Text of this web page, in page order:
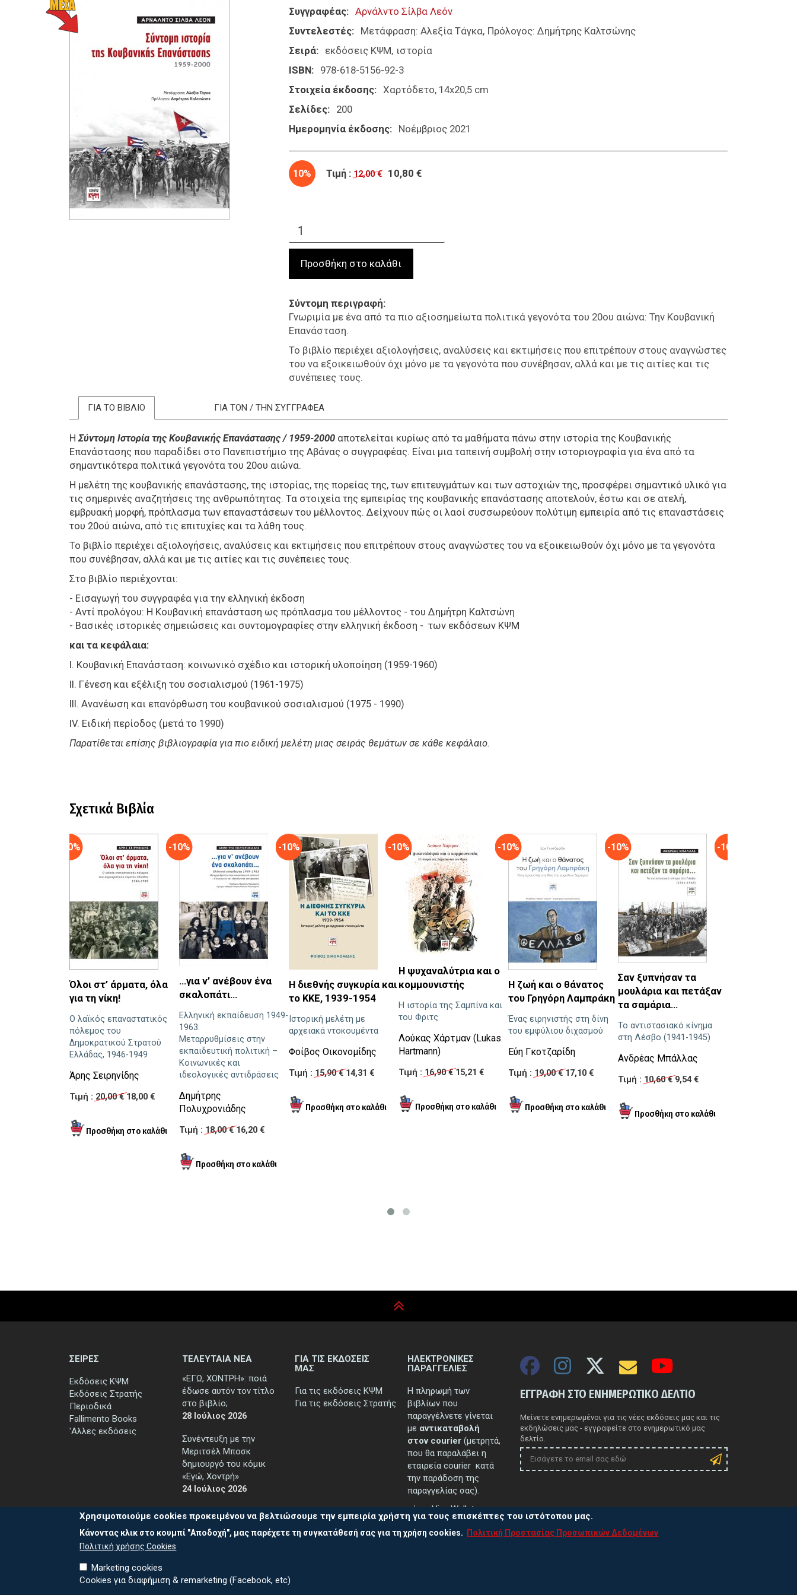
Συγγραφέας
Αρνάλντο Σίλβα Λεόν
Συντελεστές
Μετάφραση: Αλεξία Τάγκα Πρόλογος: Δημήτρης Καλτσώνης
Σειρά
εκδόσεις ΚΨΜ ιστορία
ISBN
978-618-5156-92-3
Στοιχεία έκδοσης
Χαρτόδετο, 14x20,5 cm
Σελίδες
200
Ημερομηνία έκδοσης
Νοέμβριος 2021
10% Τιμή : 12,00 € 10,80 €
Σύντομη περιγραφή
Γνωριμία με ένα από τα πιο αξιοσημείωτα πολιτικά γεγονότα του 20ου αιώνα: Την Κουβανική
Επανάσταση.
Το βιβλίο περιέχει αξιολογήσεις, αναλύσεις και εκτιμήσεις που επιτρέπουν στους αναγνώστες
του να εξοικειωθούν όχι μόνο με τα γεγονότα που συνέβησαν, αλλά και με τις αιτίες και τις
συνέπειες τους.
ΓΙΑ ΤΟ ΒΙΒΛΙΟ ΓΙΑ ΤΟΝ / ΤΗΝ ΣΥΓΓΡΑΦΕΑ
ΗΣύντομη Ιστορία της Κουβανικής Επανάστασης / 1959-2000 αποτελείται κυρίως από τα μαθήματα πάνω στην ιστορία της Κουβανικής
Επανάστασης που παραδίδει στο Πανεπιστήμιο της Αβάνας ο συγγραφέας. Είναι μια ταπεινή συμβολή στην ιστοριογραφία για ένα από τα
σημαντικότερα πολιτικά γεγονότα του 20ου αιώνα.
Η μελέτη της κουβανικής επανάστασης, της ιστορίας, της πορείας της, των επιτευγμάτων και των αστοχιών της, προσφέρει σημαντικό υλικό για
τις σημερινές αναζητήσεις της ανθρωπότητας. Τα στοιχεία της εμπειρίας της κουβανικής επανάστασης αποτελούν, έστω και σε ατελή,
εμβρυακή μορφή, πρόπλασμα των επαναστάσεων του μέλλοντος. Δείχνουν πώς οι λαοί συσσωρεύουν πολύτιμη εμπειρία από τις επαναστάσεις
του 20ού αιώνα, από τις επιτυχίες και τα λάθη τους.
Το βιβλίο περιέχει αξιολογήσεις, αναλύσεις και εκτιμήσεις που επιτρέπουν στους αναγνώστες του να εξοικειωθούν όχι μόνο με τα γεγονότα
που συνέβησαν, αλλά και με τις αιτίες και τις συνέπειες τους.
Στο βιβλίο περιέχονται:
- Εισαγωγή του συγγραφέα για την ελληνική έκδοση
- Αντί προλόγου: Η Κουβανική επανάσταση ως πρόπλασμα του μέλλοντος - του Δημήτρη Καλτσώνη
- Βασικές ιστορικές σημειώσεις και συντομογραφίες στην ελληνική έκδοση - των εκδόσεων ΚΨΜ
και τα κεφάλαια:
Ι. Κουβανική Επανάσταση: κοινωνικό σχέδιο και ιστορική υλοποίηση (1959-1960)
ΙΙ. Γένεση και εξέλιξη του σοσιαλισμού (1961-1975)
ΙΙΙ. Ανανέωση και επανόρθωση του κουβανικού σοσιαλισμού (1975 - 1990)
ΙV. Ειδική περίοδος (μετά το 1990)
Παρατίθεται επίσης βιβλιογραφία για πιο ειδική μελέτη μιας σειράς θεμάτων σε κάθε κεφάλαιο.
Σχετικά Βιβλία
-10%
Όλοι στ’ άρματα, όλα
για τη νίκη!
Ο λαϊκός επαναστατικός
πόλεμος του
Δημοκρατικού Στρατού
Ελλάδας, 1946-1949
Άρης Σειρηνίδης
Τιμή : 20,00 €18,00 €
-10%
…για ν’ ανέβουν ένα
σκαλοπάτι…
Ελληνική εκπαίδευση 1949-
1963.
Μεταρρυθμίσεις στην
εκπαιδευτική πολιτική –
Κοινωνικές και
ιδεολογικές αντιδράσεις
Δημήτρης
Πολυχρονιάδης
Τιμή : 18,00 €16,20 €
-10%
Η διεθνής συγκυρία και
το ΚΚΕ, 1939-1954
Ιστορική μελέτη με
αρχειακά ντοκουμέντα
Φοίβος Οικονομίδης
Τιμή : 15,90 €14,31 €
-10%
Η ψυχαναλύτρια και ο
κομμουνιστής
Η ιστορία της Σαμπίνα και
του Φριτς
Λούκας Χάρτμαν (Lukas
Hartmann)
Τιμή : 16,90 €15,21 €
-10%
Η ζωή και ο θάνατος
του Γρηγόρη Λαμπράκη
Ένας ειρηνιστής στη δίνη
του εμφύλιου διχασμού
Εύη Γκοτζαρίδη
Τιμή : 19,00 €17,10 €
-10%
Σαν ξυπνήσαν τα
μουλάρια και πετάξαν
τα σαμάρια…
Το αντιστασιακό κίνημα
στη Λέσβο (1941-1945)
Ανδρέας Μπάλλας
Τιμή : 10,60 €9,54 €
-10%
ΣΕΙΡΕΣ
Εκδόσεις ΚΨΜ
Εκδόσεις Στρατής
Περιοδικά
Fallimento Books
'Αλλες εκδόσεις
ΤΕΛΕΥΤΑΙΑ ΝΕΑ
«ΕΓΩ, ΧΟΝΤΡΗ»: ποιά
έδωσε αυτόν τον τίτλο
στο βιβλίο;
28 Ιούλιος 2026
Συνέντευξη με την
Μεριτσέλ Μποσκ
δημιουργό του κόμικ
«Εγώ, Χοντρή»
24 Ιούλιος 2026
ΓΙΑ ΤΙΣ ΕΚΔΟΣΕΙΣ
ΜΑΣ
Για τις εκδόσεις ΚΨΜ
Για τις εκδόσεις Στρατής
ΗΛΕΚΤΡΟΝΙΚΕΣ
ΠΑΡΑΓΓΕΛΙΕΣ
Η πληρωμή των
βιβλίων που
παραγγέλνετε γίνεται
με αντικαταβολή
στον courier (μετρητά,
που θα παραλάβει η
εταιρεία courier κατά
την παράδοση της
παραγγελίας σας).
μέσω Viva Wallet.
..περισσότερα
ΕΓΓΡΑΦΗ ΣΤΟ ΕΝΗΜΕΡΩΤΙΚΟ ΔΕΛΤΙΟ
Μείνετε ενημερωμένοι για τις νέες εκδόσεις μας και τις
εκδηλώσεις μας - εγγραφείτε στο ενημερωτικό μας
δελτίο.
Χρησιμοποιούμε cookies προκειμένου να βελτιώσουμε την εμπειρία χρήστη για τους επισκέπτες του ιστότοπου μας.
Κάνοντας κλικ στο κουμπί "Αποδοχή", μας παρέχετε τη συγκατάθεσή σας για τη χρήση cookies.
Πολιτική Προστασίας Προσωπικών Δεδομένων
Πολιτική χρήσης Cookies
Marketing cookies
Cookies για διαφήμιση & remarketing (Facebook, etc)